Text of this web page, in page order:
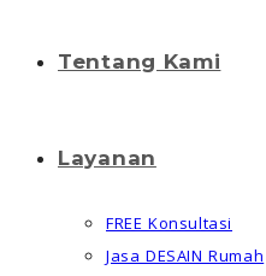
Tentang Kami
Layanan
FREE Konsultasi
Jasa DESAIN Rumah